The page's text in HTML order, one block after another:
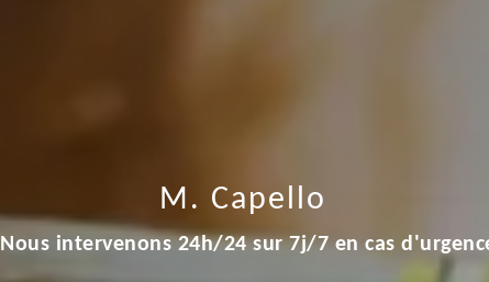
M. Capello
Nous intervenons 24h/24 sur 7j/7 en cas